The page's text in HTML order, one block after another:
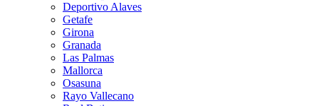
Deportivo Alaves
Getafe
Girona
Granada
Las Palmas
Mallorca
Osasuna
Rayo Vallecano